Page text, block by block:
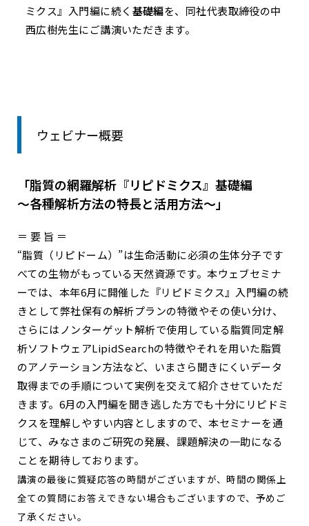
ミクス』入門編に続く 基礎編を、同社代表取締役の中
西広樹先生にご講演いただきます。
ウェビナー概要
「脂質の網羅解析『リピドミクス』基礎編
～各種解析方法の特長と活用方法～」
＝ 要 旨 ＝
“脂質（リピドーム）”は生命活動に必須の生体分子です
べての生物がもっている天然資源です。本ウェブセミナ
ーでは、本年6月に開催した『リピドミクス』入門編の続
きとして弊社保有の解析プランの特徴やその使い分け、
さらにはノンターゲット解析で使用している脂質同定解
析ソフトウェアLipidSearchの特徴やそれを用いた脂質
のアノテーション方法など、いまさら聞きにくいデータ
取得までの手順について実例を交えて紹介させていただ
きます。6月の入門編を聞き逃した方でも十分にリピドミ
クスを理解しやすい内容としますので、本セミナーを通
じて、みなさまのご研究の発展、課題解決の一助になる
ことを期待しております。
講演の最後に質疑応答の時間がございますが、時間の関係上
全ての質問にお答えできない場合もございますので、予めご
了承ください。